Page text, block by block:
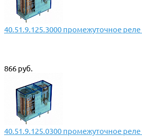
40.51.9.125.3000 промежуточное
866 руб.
40.51.9.125.0300 промежуточное